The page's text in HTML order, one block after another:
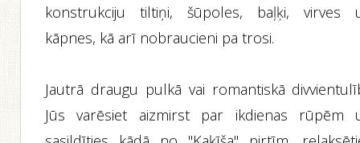
konstrukciju tiltiņi, šūpoles, baļķi, virves
kāpnes, kā arī nobraucieni pa trosi.
Jautrā draugu pulkā vai romantiskā
Jūs varēsiet aizmirst par ikdienas rūpēm